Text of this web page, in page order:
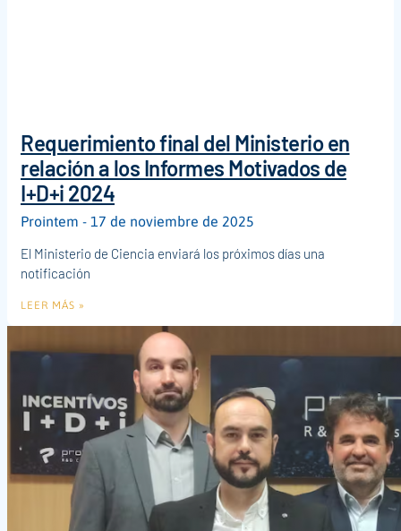
Requerimiento final del Ministerio en
relación a los Informes Motivados de
I+D+i 2024
Prointem
17 de noviembre de 2025
El Ministerio de Ciencia enviará los próximos días una
notificación
LEER MÁS »